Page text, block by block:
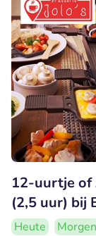
12-uurtje of
(2,5 uur) bij
Heute Morgen